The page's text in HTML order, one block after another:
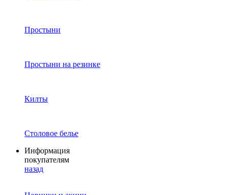
Простыни
Простыни на резинке
Килты
Столовое белье
Информация
покупателям
назад